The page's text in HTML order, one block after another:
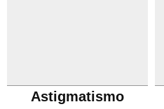
Astigmatismo